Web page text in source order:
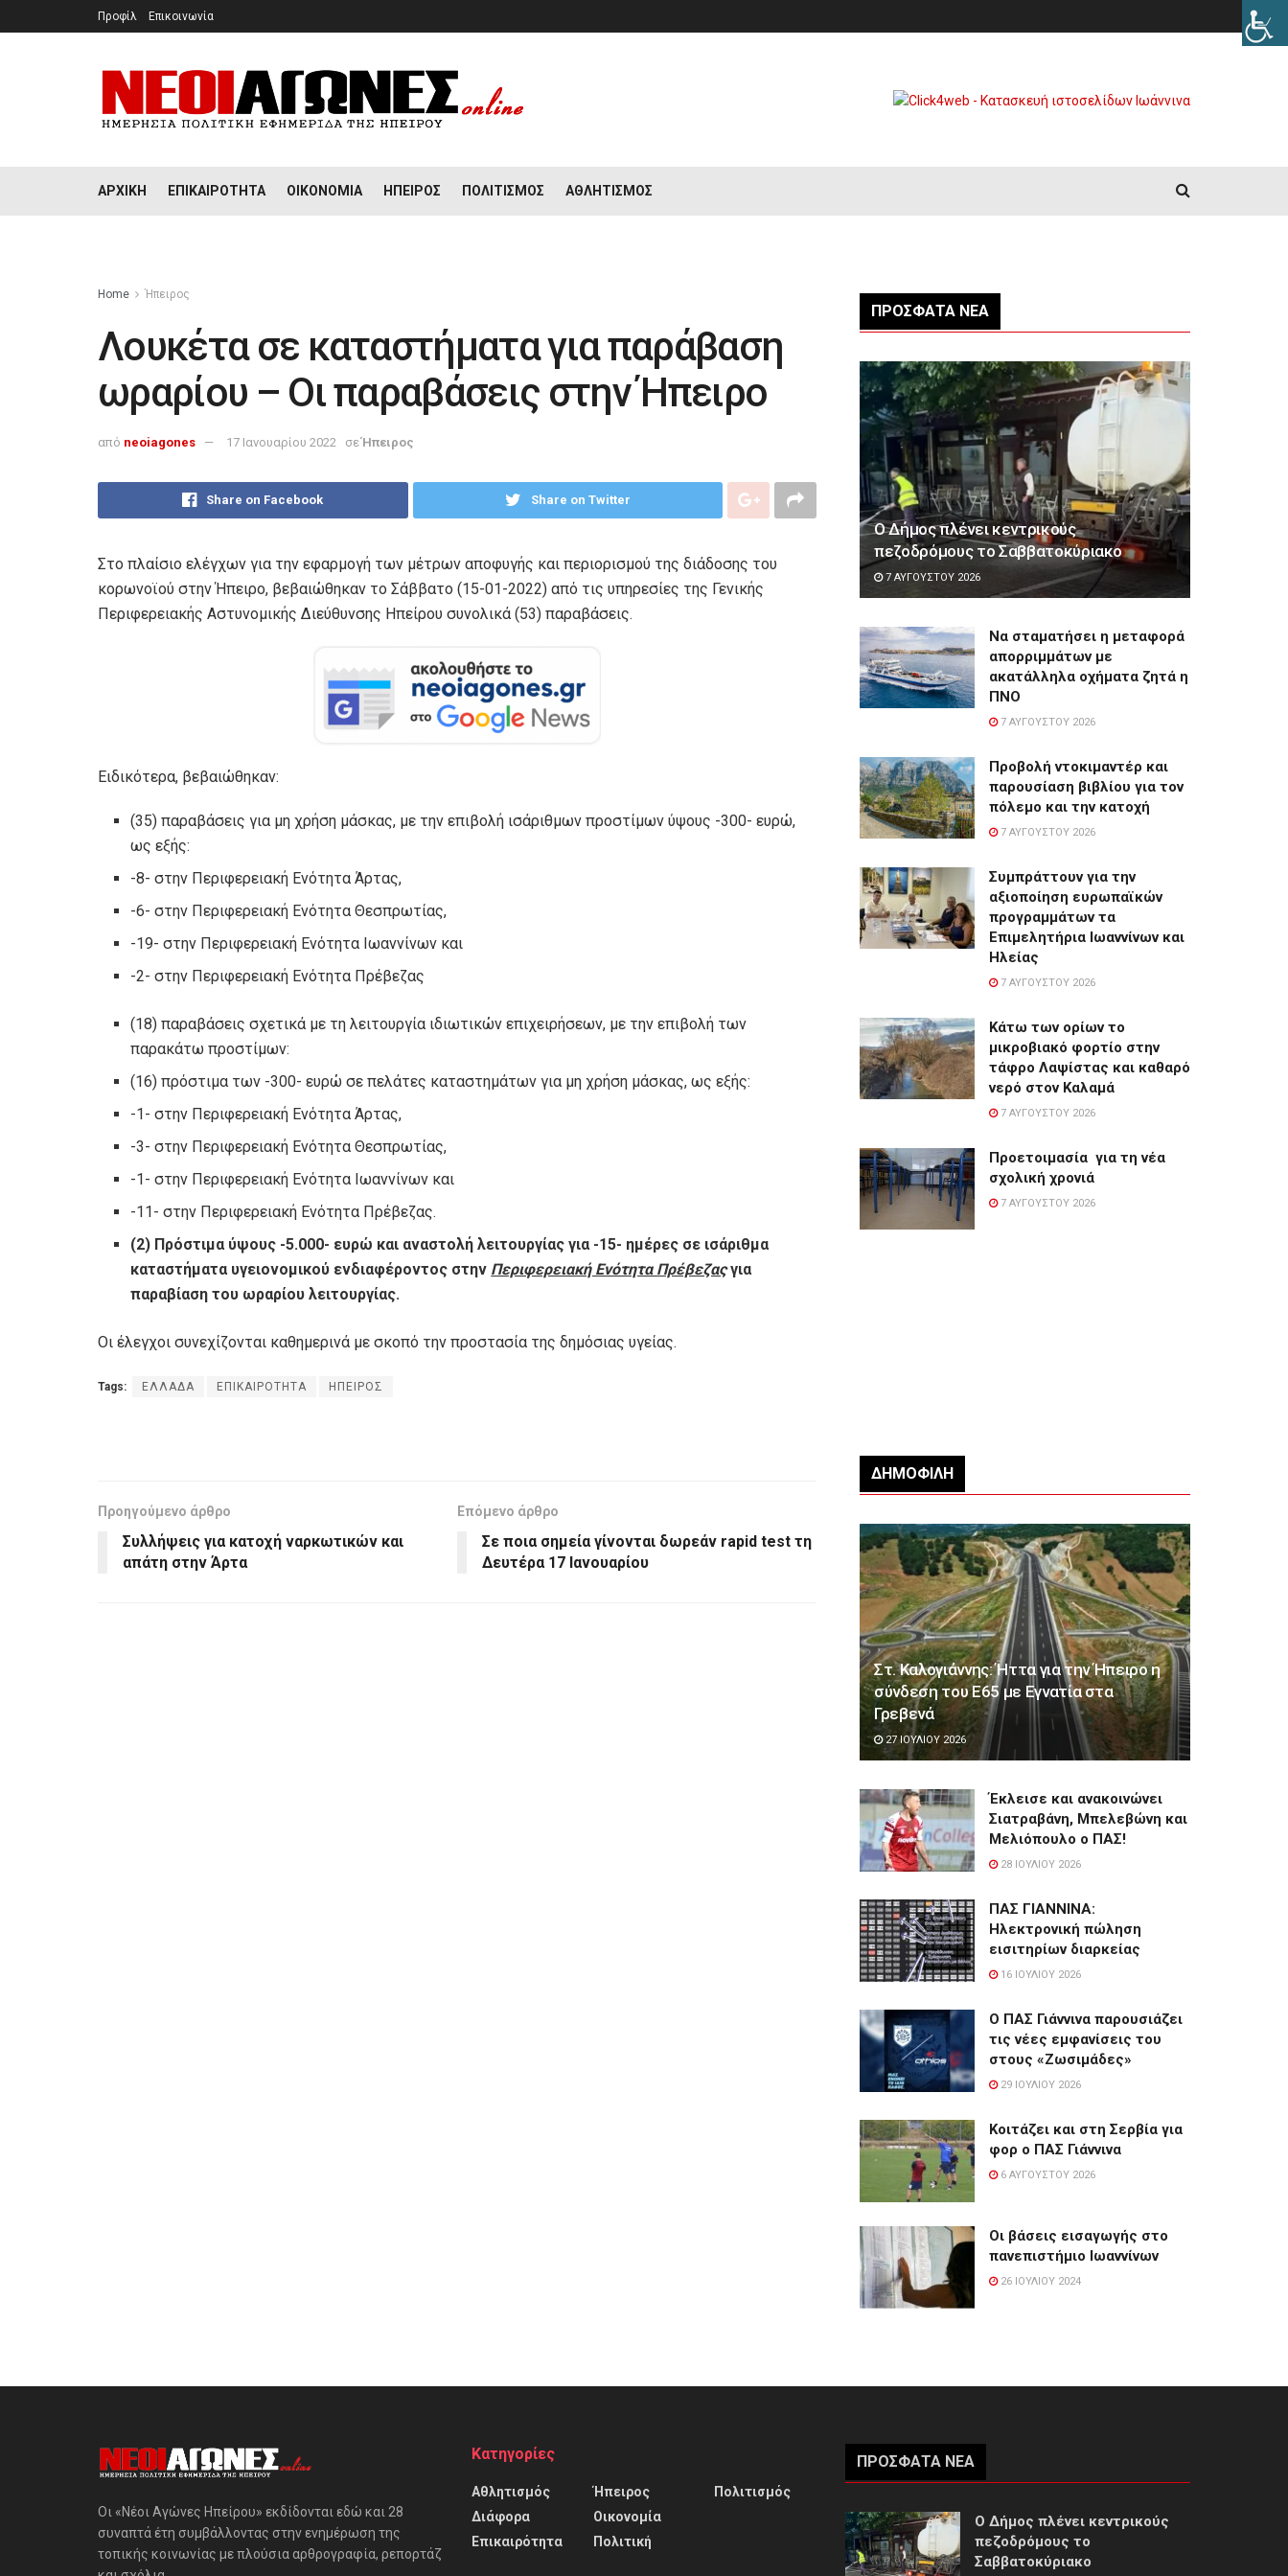
Προφίλ Επικοινωνία
ΑΡΧΙΚΉ ΕΠΙΚΑΙΡΌΤΗΤΑ ΟΙΚΟΝΟΜΊΑ ΉΠΕΙΡΟΣ ΠΟΛΙΤΙΣΜΌΣ ΑΘΛΗΤΙΣΜΌΣ
Home Ήπειρος
Λουκέτα σε καταστήματα για παράβαση
ωραρίου – Οι παραβάσεις στην Ήπειρο
από neoiagones 17 Ιανουαρίου 2022 σε Ήπειρος
Share on Facebook Share on Twitter
Στο πλαίσιο ελέγχων για την εφαρμογή των μέτρων αποφυγής και περιορισμού της διάδοσης του
κορωνοϊού στην Ήπειρο, βεβαιώθηκαν το Σάββατο (15-01-2022) από τις υπηρεσίες της Γενικής
Περιφερειακής Αστυνομικής Διεύθυνσης Ηπείρου συνολικά (53) παραβάσεις.
Ειδικότερα, βεβαιώθηκαν:
(35) παραβάσεις για μη χρήση μάσκας, με την επιβολή ισάριθμων προστίμων ύψους -300- ευρώ,
ως εξής:
-8- στην Περιφερειακή Ενότητα Άρτας,
-6- στην Περιφερειακή Ενότητα Θεσπρωτίας,
-19- στην Περιφερειακή Ενότητα Ιωαννίνων και
-2- στην Περιφερειακή Ενότητα Πρέβεζας
(18) παραβάσεις σχετικά με τη λειτουργία ιδιωτικών επιχειρήσεων, με την επιβολή των
παρακάτω προστίμων:
(16) πρόστιμα των -300- ευρώ σε πελάτες καταστημάτων για μη χρήση μάσκας, ως εξής:
-1- στην Περιφερειακή Ενότητα Άρτας,
-3- στην Περιφερειακή Ενότητα Θεσπρωτίας,
-1- στην Περιφερειακή Ενότητα Ιωαννίνων και
-11- στην Περιφερειακή Ενότητα Πρέβεζας.
(2) Πρόστιμα ύψους -5.000- ευρώ και αναστολή λειτουργίας για -15- ημέρες σε ισάριθμα
καταστήματα υγειονομικού ενδιαφέροντος στην Περιφερειακή Ενότητα Πρέβεζας για
παραβίαση του ωραρίου λειτουργίας.
Οι έλεγχοι συνεχίζονται καθημερινά με σκοπό την προστασία της δημόσιας υγείας.
Tags: ΕΛΛΑΔΑ ΕΠΙΚΑΙΡΟΤΗΤΑ ΗΠΕΙΡΟΣ
Προηγούμενο άρθρο
Συλλήψεις για κατοχή ναρκωτικών και
απάτη στην Άρτα
Επόμενο άρθρο
Σε ποια σημεία γίνονται δωρεάν rapid test τη
Δευτέρα 17 Ιανουαρίου
ΠΡΌΣΦΑΤΑ ΝΈΑ
Ο Δήμος πλένει κεντρικούς
πεζοδρόμους το Σαββατοκύριακο
7 ΑΥΓΟΎΣΤΟΥ 2026
Να σταματήσει η μεταφορά
απορριμμάτων με
ακατάλληλα οχήματα ζητά η
ΠΝΟ
7 ΑΥΓΟΎΣΤΟΥ 2026
Προβολή ντοκιμαντέρ και
παρουσίαση βιβλίου για τον
πόλεμο και την κατοχή
7 ΑΥΓΟΎΣΤΟΥ 2026
Συμπράττουν για την
αξιοποίηση ευρωπαϊκών
προγραμμάτων τα
Επιμελητήρια Ιωαννίνων και
Ηλείας
7 ΑΥΓΟΎΣΤΟΥ 2026
Κάτω των ορίων το
μικροβιακό φορτίο στην
τάφρο Λαψίστας και καθαρό
νερό στον Καλαμά
7 ΑΥΓΟΎΣΤΟΥ 2026
Προετοιμασία για τη νέα
σχολική χρονιά
7 ΑΥΓΟΎΣΤΟΥ 2026
ΔΗΜΟΦΙΛΉ
Στ. Καλογιάννης: Ήττα για την Ήπειρο η
σύνδεση του Ε65 με Εγνατία στα
Γρεβενά
27 ΙΟΥΛΊΟΥ 2026
Έκλεισε και ανακοινώνει
Σιατραβάνη, Μπελεβώνη και
Μελιόπουλο ο ΠΑΣ!
28 ΙΟΥΛΊΟΥ 2026
ΠΑΣ ΓΙΑΝΝΙΝΑ:
Hλεκτρονική πώληση
εισιτηρίων διαρκείας
16 ΙΟΥΛΊΟΥ 2026
Ο ΠΑΣ Γιάννινα παρουσιάζει
τις νέες εμφανίσεις του
στους «Ζωσιμάδες»
29 ΙΟΥΛΊΟΥ 2026
Κοιτάζει και στη Σερβία για
φορ ο ΠΑΣ Γιάννινα
6 ΑΥΓΟΎΣΤΟΥ 2026
Οι βάσεις εισαγωγής στο
πανεπιστήμιο Ιωαννίνων
26 ΙΟΥΛΊΟΥ 2024
Οι «Νέοι Αγώνες Ηπείρου» εκδίδονται εδώ και 28
συναπτά έτη συμβάλλοντας στην ενημέρωση της
τοπικής κοινωνίας με πλούσια αρθρογραφία, ρεπορτάζ
Κατηγορίες
Αθλητισμός
Διάφορα
Επικαιρότητα
Ήπειρος
Οικονομία
Πολιτική
Πολιτισμός
ΠΡΌΣΦΑΤΑ ΝΈΑ
Ο Δήμος πλένει κεντρικούς
πεζοδρόμους το
Σαββατοκύριακο